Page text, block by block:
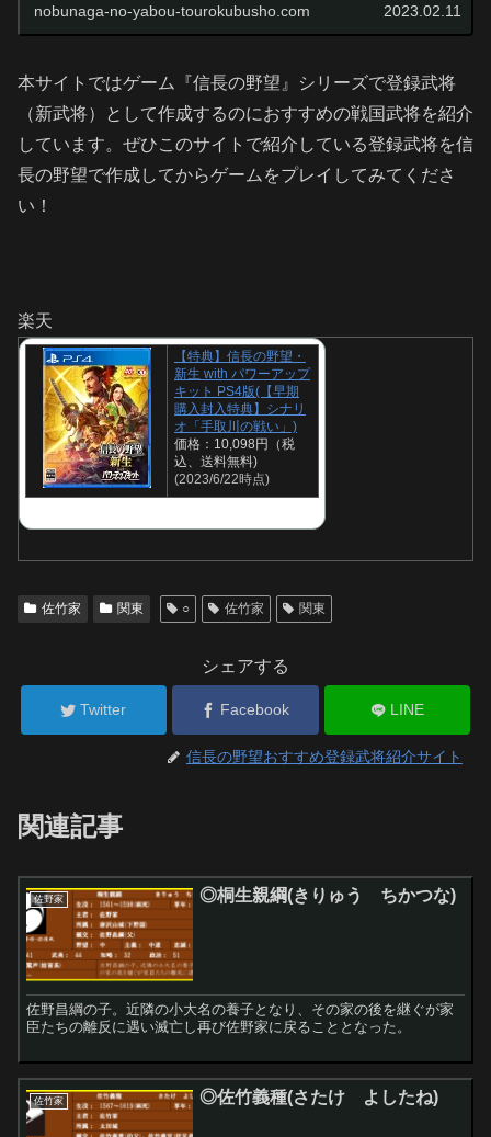
nobunaga-no-yabou-tourokubusho.com 2023.02.11
本サイトではゲーム『信長の野望』シリーズで登録武将
（新武将）として作成するのにおすすめの戦国武将を紹介
しています。ぜひこのサイトで紹介している登録武将を信
長の野望で作成してからゲームをプレイしてみてくださ
い！
楽天
【特典】信長の野望・
新生 with パワーアップ
キット PS4版(【早期
購入封入特典】シナリ
オ「手取川の戦い」)
価格：10,098円（税
込、送料無料)
(2023/6/22時点)
佐竹家 関東 ○ 佐竹家 関東
シェアする
Twitter Facebook LINE
信長の野望おすすめ登録武将紹介サイト
関連記事
佐野家 ◎桐生親綱(きりゅう ちかつな)
佐野昌綱の子。近隣の小大名の養子となり、その家の後を継ぐが家
臣たちの離反に遇い滅亡し再び佐野家に戻ることとなった。
佐竹家 ◎佐竹義種(さたけ よしたね)